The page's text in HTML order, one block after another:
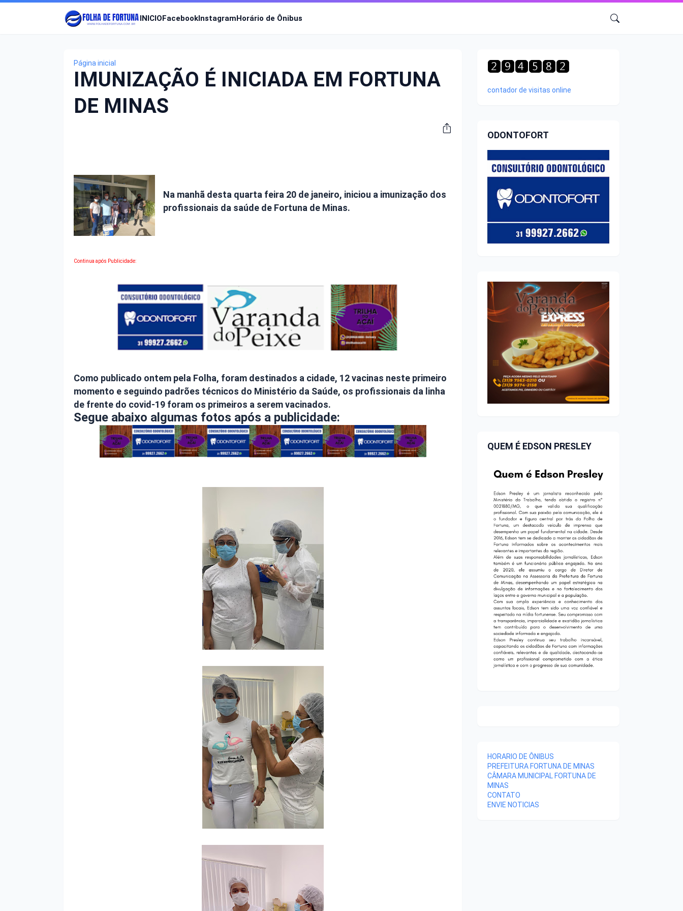
INICIOFacebookInstagramHorário de Ônibus
Página inicial
IMUNIZAÇÃO É INICIADA EM FORTUNA
DE MINAS
Na manhã desta quarta feira 20 de janeiro, iniciou a imunização dos
profissionais da saúde de Fortuna de Minas.
Continua após Publicidade:
Como publicado ontem pela Folha, foram destinados a cidade, 12 vacinas neste primeiro
momento e seguindo padrões técnicos do Ministério da Saúde, os profissionais da linha
de frente do covid-19 foram os primeiros a serem vacinados.
Segue abaixo algumas fotos após a publicidade:
contador de visitas online
ODONTOFORT
QUEM É EDSON PRESLEY
HORARIO DE ÔNIBUS
PREFEITURA FORTUNA DE MINAS
CÂMARA MUNICIPAL FORTUNA DE
MINAS
CONTATO
ENVIE NOTICIAS